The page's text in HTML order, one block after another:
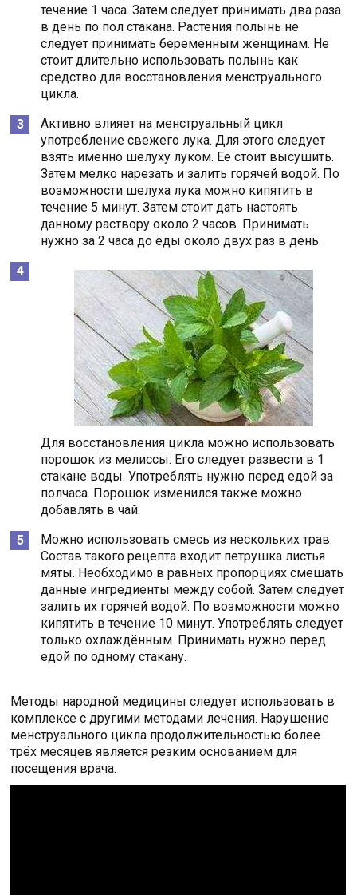
течение 1 часа. Затем следует принимать два раза
в день по пол стакана. Растения полынь не
следует принимать беременным женщинам. Не
стоит длительно использовать полынь как
средство для восстановления менструального
цикла.
Активно влияет на менструальный цикл
употребление свежего лука. Для этого следует
взять именно шелуху луком. Её стоит высушить.
Затем мелко нарезать и залить горячей водой. По
возможности шелуха лука можно кипятить в
течение 5 минут. Затем стоит дать настоять
данному раствору около 2 часов. Принимать
нужно за 2 часа до еды около двух раз в день.
Для восстановления цикла можно использовать
порошок из мелиссы. Его следует развести в 1
стакане воды. Употреблять нужно перед едой за
полчаса. Порошок изменился также можно
добавлять в чай.
Можно использовать смесь из нескольких трав.
Состав такого рецепта входит петрушка листья
мяты. Необходимо в равных пропорциях смешать
данные ингредиенты между собой. Затем следует
залить их горячей водой. По возможности можно
кипятить в течение 10 минут. Употреблять следует
только охлаждённым. Принимать нужно перед
едой по одному стакану.
Методы народной медицины следует использовать в
комплексе с другими методами лечения. Нарушение
менструального цикла продолжительностью более
трёх месяцев является резким основанием для
посещения врача.